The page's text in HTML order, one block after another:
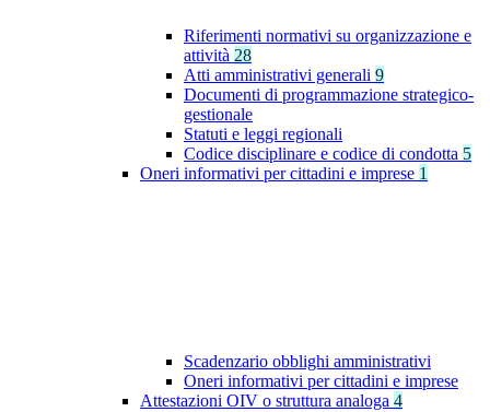
Riferimenti normativi su organizzazione e
attività 28
Atti amministrativi generali 9
Documenti di programmazione strategico-
gestionale
Statuti e leggi regionali
Codice disciplinare e codice di condotta 5
Oneri informativi per cittadini e imprese 1
Scadenzario obblighi amministrativi
Oneri informativi per cittadini e imprese
Attestazioni OIV o struttura analoga 4